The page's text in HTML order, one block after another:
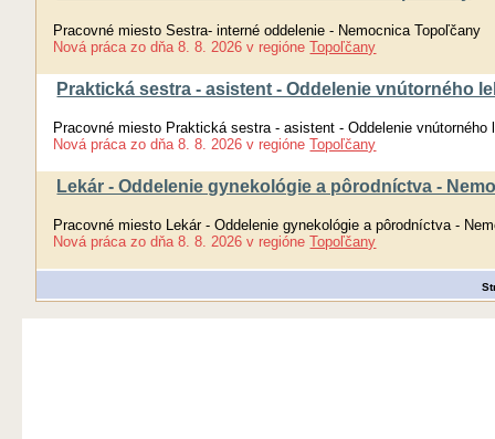
Pracovné miesto Sestra- interné oddelenie - Nemocnica Topoľčany
Nová práca zo dňa 8. 8. 2026 v regióne Topoľčany
Praktická sestra - asistent - Oddelenie vnútorného
Pracovné miesto Praktická sestra - asistent - Oddelenie
Nová práca zo dňa 8. 8. 2026 v regióne Topoľčany
Lekár - Oddelenie gynekológie a pôrodníctva -
Pracovné miesto Lekár - Oddelenie gynekológie a pôrodníctva -
Nová práca zo dňa 8. 8. 2026 v regióne Topoľčany